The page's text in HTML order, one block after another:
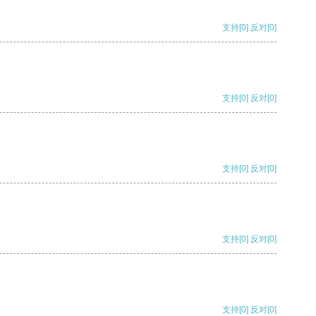
支持[0] 反对[0]
支持[0] 反对[0]
支持[0] 反对[0]
支持[0] 反对[0]
支持[0] 反对[0]